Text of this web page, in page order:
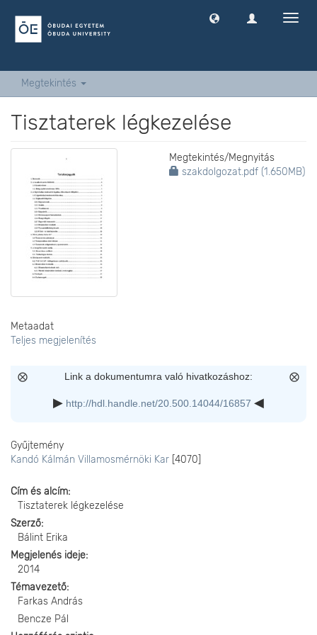
Megtekintés
Tisztaterek légkezelése
Megtekintés/Megnyitás
szakdolgozat.pdf (1.650MB)
Metaadat
Teljes megjelenítés
Link a dokumentumra való hivatkozáshoz:
http://hdl.handle.net/20.500.14044/16857
Gyűjtemény
Kandó Kálmán Villamosmérnöki Kar [4070]
Cím és alcím
Tisztaterek légkezelése
Szerző
Bálint Erika
Megjelenés ideje
2014
Témavezető
Farkas András
Bencze Pál